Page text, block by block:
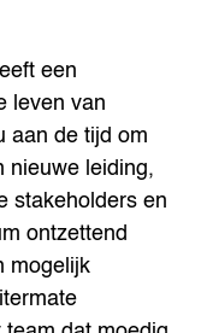
een
leven van
aan de tijd om
nieuwe leiding,
stakeholders en
ontzettend
mogelijk